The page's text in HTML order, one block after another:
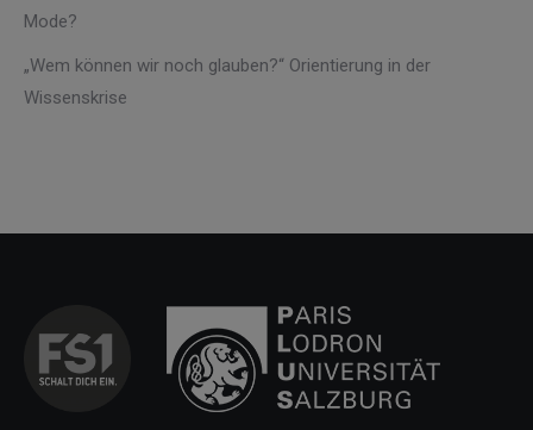
Mode?
„Wem können wir noch glauben?“ Orientierung in der
Wissenskrise